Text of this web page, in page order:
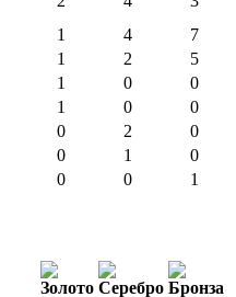
1 4
7
1 2
5
1 0
0
1 0
0
0 2
0
0 1
0
0 0 1